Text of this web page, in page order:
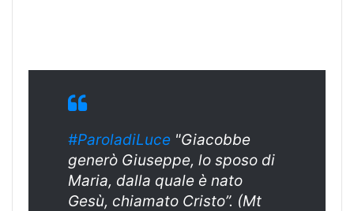
#ParoladiLuce "Giacobbe
generò Giuseppe, lo sposo di
Maria, dalla quale è nato
Gesù, chiamato Cristo”. (Mt